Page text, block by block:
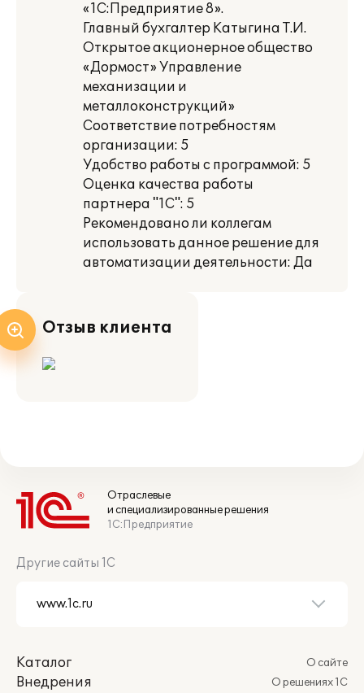
«1С:Предприятие 8».
Главный бухгалтер Катыгина Т.И.
Открытое акционерное общество
«Дормост» Управление
механизации и
металлоконструкций»
Соответствие потребностям
организации: 5
Удобство работы с программой: 5
Оценка качества работы
партнера "1С": 5
Рекомендовано ли коллегам
использовать данное решение для
автоматизации деятельности: Да
Отзыв клиента
Отраслевые
и специализированные решения
1С:Предприятие
Другие сайты 1С
Каталог
Внедрения
О сайте
О решениях 1С